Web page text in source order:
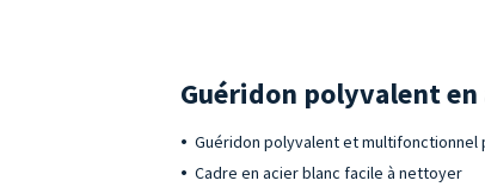
Guéridon polyvalent en
Guéridon polyvalent et multifonctionnel
Cadre en acier blanc facile à nettoyer